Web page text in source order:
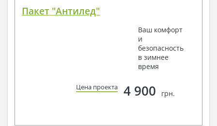
Пакет "Антилед"
Ваш комфорт
и
безопасность
в зимнее
время
Цена проекта 4 900 грн.